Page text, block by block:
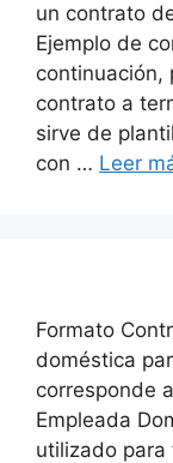
un contrato
Ejemplo de
continuación,
contrato a
sirve de
con … Leer
Formato
doméstica
corresponde
Empleada
utilizado para